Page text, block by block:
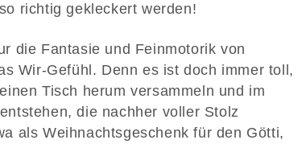
richtig gekleckert werden!
die Fantasie und Feinmotorik von
Wir-Gefühl. Denn es ist doch immer toll,
Tisch herum versammeln und im
die nachher voller Stolz
als Weihnachtsgeschenk für den Götti,